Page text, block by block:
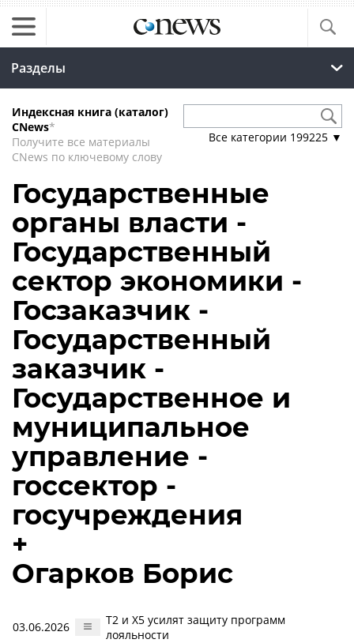
Разделы
Индексная книга (каталог)
CNews*
Получите все материалы
CNews по ключевому слову
Все категории 199225 ▼
Государственные
органы власти -
Государственный
сектор экономики -
Госзаказчик -
Государственный
заказчик -
Государственное и
муниципальное
управление -
госсектор -
госучреждения
+
Огарков Борис
03.06.2026
T2 и Х5 усилят защиту программ
лояльности